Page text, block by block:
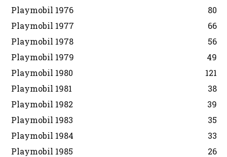
Playmobil 1976
80
Playmobil 1977
66
Playmobil 1978
56
Playmobil 1979
49
Playmobil 1980
121
Playmobil 1981
38
Playmobil 1982
39
Playmobil 1983
35
Playmobil 1984
33
Playmobil 1985
26